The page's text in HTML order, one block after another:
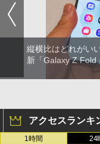
縦横比はどれがい
新「Galaxy Z Fold
アクセスランキ
1時間 24